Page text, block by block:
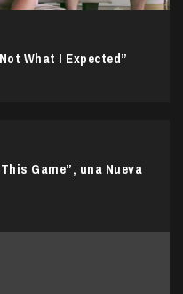
What I Expected”
Game”, una Nueva